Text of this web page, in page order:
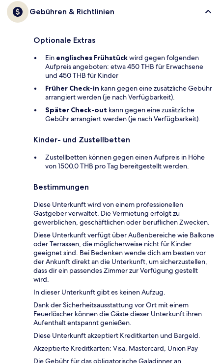
Gebühren & Richtlinien
Optionale Extras
Ein englisches Frühstückwird gegen folgenden
Aufpreis angeboten: etwa 450 THB für Erwachsene
und 450 THB für Kinder
Früher Check-in kann gegen eine zusätzliche Gebühr
arrangiert werden (je nach Verfügbarkeit).
Später Check-out kann gegen eine zusätzliche
Gebühr arrangiert werden (je nach Verfügbarkeit).
Kinder- und Zustellbetten
Zustellbetten können gegen einen Aufpreis in Höhe
von 1500.0 THB pro Tag bereitgestellt werden.
Bestimmungen
Diese Unterkunft wird von einem professionellen
Gastgeber verwaltet. Die Vermietung erfolgt zu
gewerblichen, geschäftlichen oder beruflichen Zwecken.
Diese Unterkunft verfügt über Außenbereiche wie Balkone
oder Terrassen, die möglicherweise nicht für Kinder
geeignet sind. Bei Bedenken wende dich am besten vor
der Ankunft direkt an die Unterkunft, um sicherzustellen,
dass dir ein passendes Zimmer zur Verfügung gestellt
wird.
In dieser Unterkunft gibt es keinen Aufzug.
Dank der Sicherheitsausstattung vor Ort mit einem
Feuerlöscher können die Gäste dieser Unterkunft ihren
Aufenthalt entspannt genießen.
Diese Unterkunft akzeptiert Kreditkarten und Bargeld.
Akzeptierte Kreditkarten: Visa, Mastercard, Union Pay
Die Gebühr für das obligatorische Galadinner an